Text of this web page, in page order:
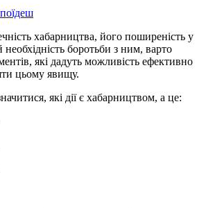
хабарництва, його поширеність у
необхідність боротьби з ним, варто
які дадуть можливість ефективно
цьому явищу.
які дії є хабарництвом, а це: